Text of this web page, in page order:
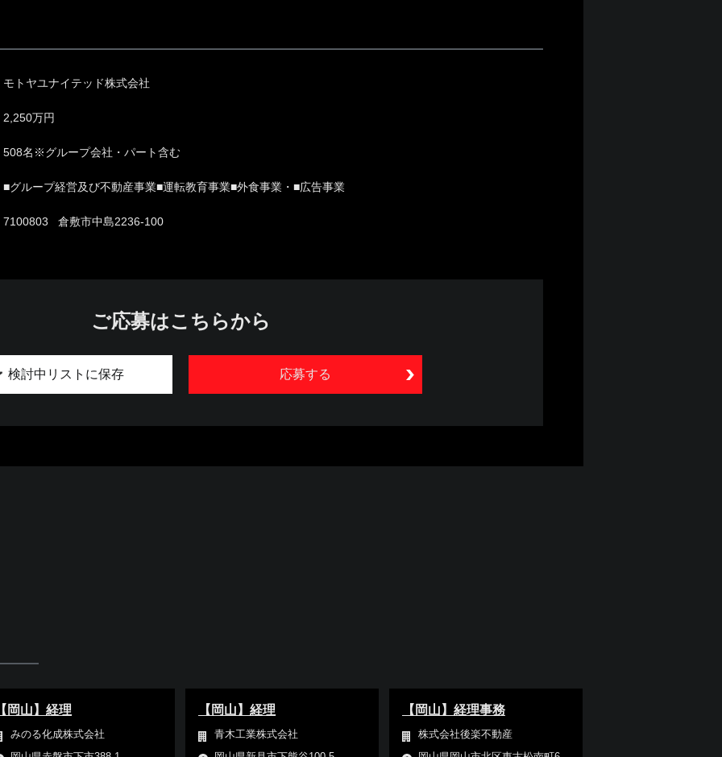
モトヤユナイテッド株式会社
2,250万円
508名※グループ会社・パート含む
■グループ経営及び不動産事業■運転教育事業■外食事業・■広告事業
7100803 倉敷市中島2236-100
ご応募はこちらから
応募する
検討中リストに保存
岡山】経理
みのる化成株式会社
【岡山】経理
青木工業株式会社
【岡山】経理事務
株式会社後楽不動産